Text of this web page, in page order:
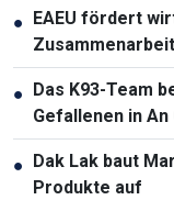
●
EAEU fördert
●
Das K93-Team
Gefallenen in An
●
Dak Lak baut
Produkte auf